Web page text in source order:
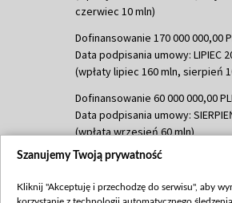
czerwiec 10 mln)
Dofinansowanie 170 000 000,00
Data podpisania umowy: LIPIEC
(wpłaty lipiec 160 mln, sierpień
Dofinansowanie 60 000 000,00
Data podpisania umowy:
(wpłata wrzesień 60 mln)
Dofinansowanie 635 783 051,21
(wpłata wrzesień 100 mln,
Szanujemy Twoją prywatność
Kliknij "Akceptuję i przechodzę do serwisu", aby